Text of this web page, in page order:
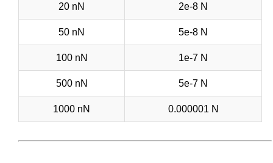
20 nN 2e-8 N
50 nN 5e-8 N
100 nN 1e-7 N
500 nN 5e-7 N
1000 nN 0.000001 N